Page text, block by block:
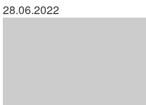
28.06.2022